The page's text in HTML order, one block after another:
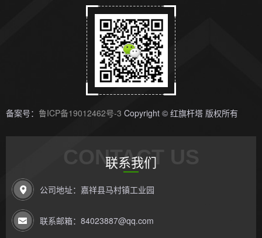
备案号： 鲁ICP备19012462号-3 Copyright © 红旗杆塔 版权所有
CONTACT US
联系我们
公司地址：嘉祥县马村镇工业园
联系邮箱：84023887@qq.com